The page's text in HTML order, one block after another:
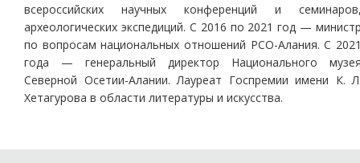
всероссийских научных конференций и
археологических экспедиций. С 2016 по 2021 год —
по вопросам национальных отношений РСО-Алания. С
года — генеральный директор Национального
Северной Осетии-Алании. Лауреат Госпремии имени К.
Хетагурова в области литературы и искусства.